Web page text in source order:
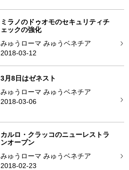
ミラノのドゥオモのセキュリティチ
ェックの強化
みゅうローマ みゅうベネチア
2018-03-12
3月8日はゼネスト
みゅうローマ みゅうベネチア
2018-03-06
カルロ・クラッコのニューレストラ
ンオープン
みゅうローマ みゅうベネチア
2018-02-23